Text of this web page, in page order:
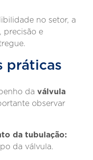
no setor, a
precisão e
práticas
daválvula
observar
da tubulação:
da válvula.